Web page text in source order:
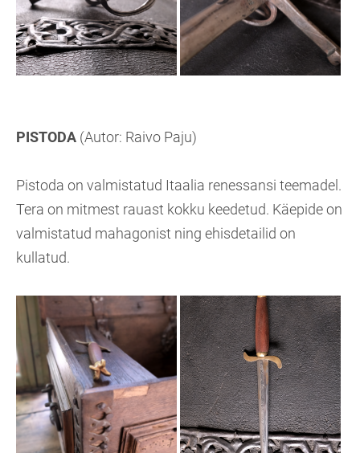
PISTODA (Autor: Raivo Paju)
Pistoda on valmistatud Itaalia renessansi teemadel.
Tera on mitmest rauast kokku keedetud. Käepide on
valmistatud mahagonist ning ehisdetailid on
kullatud.